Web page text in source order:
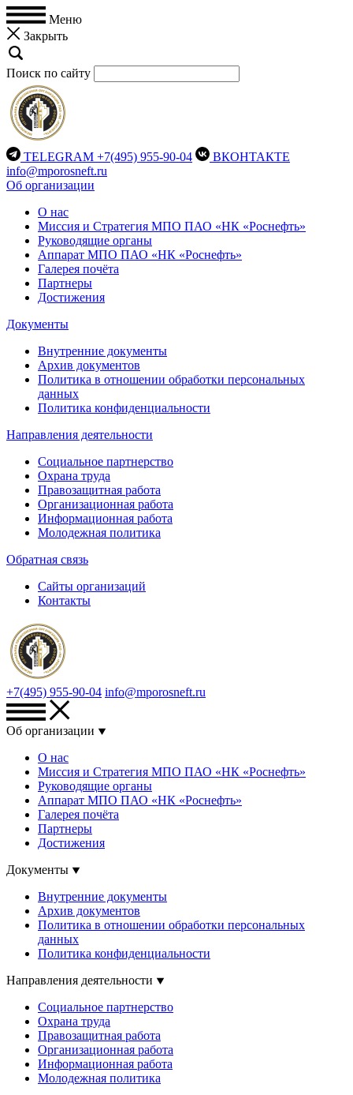
Меню
Закрыть
Поиск по сайту
TELEGRAM +7(495) 955-90-04
ВКОНТАКТЕ
info@mporosneft.ru
Об организации
О нас
Миссия и Стратегия МПО ПАО «НК «Роснефть»
Руководящие органы
Аппарат МПО ПАО «НК «Роснефть»
Галерея почёта
Партнеры
Достижения
Документы
Внутренние документы
Архив документов
Политика в отношении обработки персональных
данных
Политика конфиденциальности
Направления деятельности
Социальное партнерство
Охрана труда
Правозащитная работа
Организационная работа
Информационная работа
Молодежная политика
Обратная связь
Сайты организаций
Контакты
+7(495) 955-90-04 info@mporosneft.ru
Об организации
О нас
Миссия и Стратегия МПО ПАО «НК «Роснефть»
Руководящие органы
Аппарат МПО ПАО «НК «Роснефть»
Галерея почёта
Партнеры
Достижения
Документы
Внутренние документы
Архив документов
Политика в отношении обработки персональных
данных
Политика конфиденциальности
Направления деятельности
Социальное партнерство
Охрана труда
Правозащитная работа
Организационная работа
Информационная работа
Молодежная политика